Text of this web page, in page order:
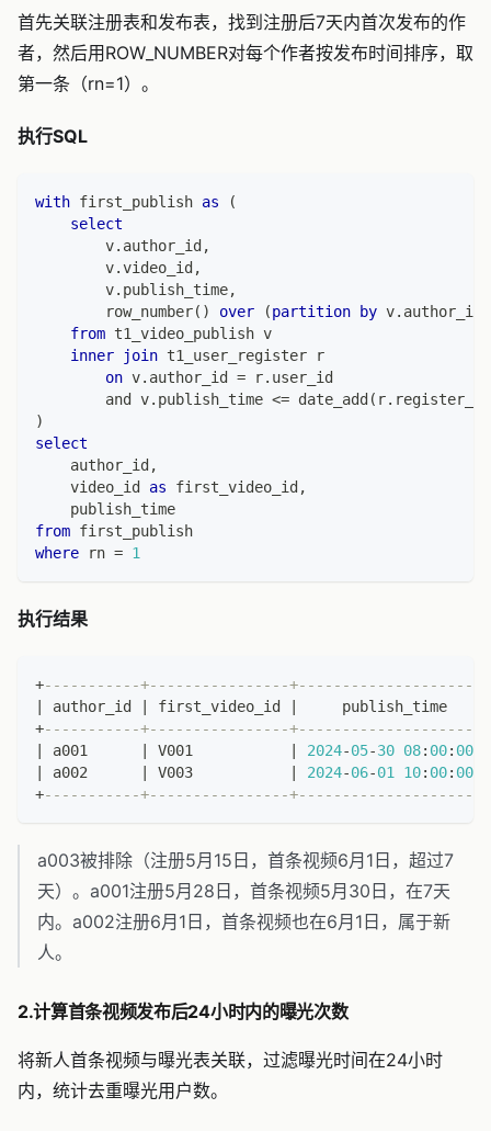
首先关联注册表和发布表，找到注册后7天内首次发布的作
者，然后用ROW_NUMBER对每个作者按发布时间排序，取
第一条（rn=1）。
执行SQL
with first_publish as
(
select
        v
. author_id ,
        v
.video_id ,
        v
. publish_time,
        row_number
( ) over (partition by v. author_id
from t1_video_publish v
inner
join t1_user_register r
on v. author_id = r. user_id
and
v. publish_time <= date_add ( r.
)
select
    author_id
,
    video_id
as first_video_id ,
    publish_time
from first_publish
where rn = 1
执行结果
+-----------+----------------+----------------------
author_id first_video_id
     publish_time
+-----------+----------------+----------------------
a001 V001 2024-05-30 08: 00: 00
a002 V003 2024-06-01 10: 00: 00
+-----------+----------------+----------------------
a003被排除（注册5月15日，首条视频6月1日，超过7
天）。a001注册5月28日，首条视频5月30日，在7天
内。a002注册6月1日，首条视频也在6月1日，属于新
人。
2.计算首条视频发布后24小时内的曝光次数
将新人首条视频与曝光表关联，过滤曝光时间在24小时
内，统计去重曝光用户数。